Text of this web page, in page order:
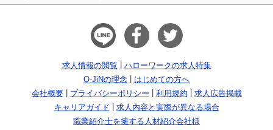
求人情報の閲覧
ハローワークの求人特集
Q-JiNの理念
はじめての方へ
会社概要
プライバシーポリシー 利用規約
求人広告掲載
キャリアガイド
求人内容と実際が異なる場合
職業紹介士を擁する人材紹介会社様